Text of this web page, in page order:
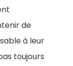
de
à leur
toujours